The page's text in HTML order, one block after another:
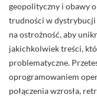
geopolityczny i obawy
trudności w dystrybucji
na ostrożność, aby
jakichkolwiek treści,
problematyczne.
oprogramowaniem
połączenia wzrosła,